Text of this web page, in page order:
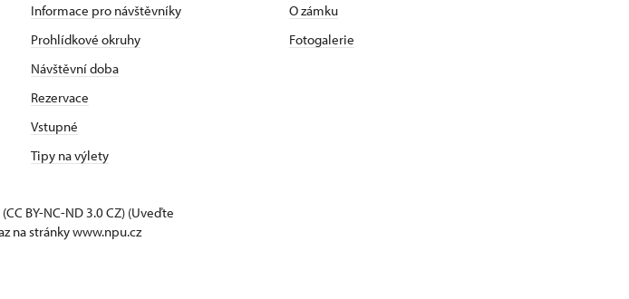
Informace pro návštěvníky
Prohlídkové okruhy
Návštěvní doba
Rezervace
Vstupné
Tipy na výlety
O zámku
Fotogalerie
(CC BY-NC-ND 3.0 CZ) (Uveďte
na stránky www.npu.cz